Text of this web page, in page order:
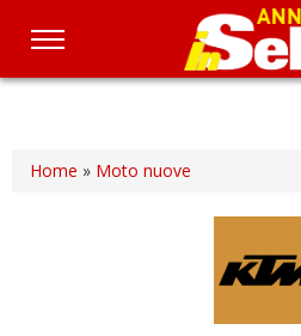
Salta
principale
Home » Moto nuove